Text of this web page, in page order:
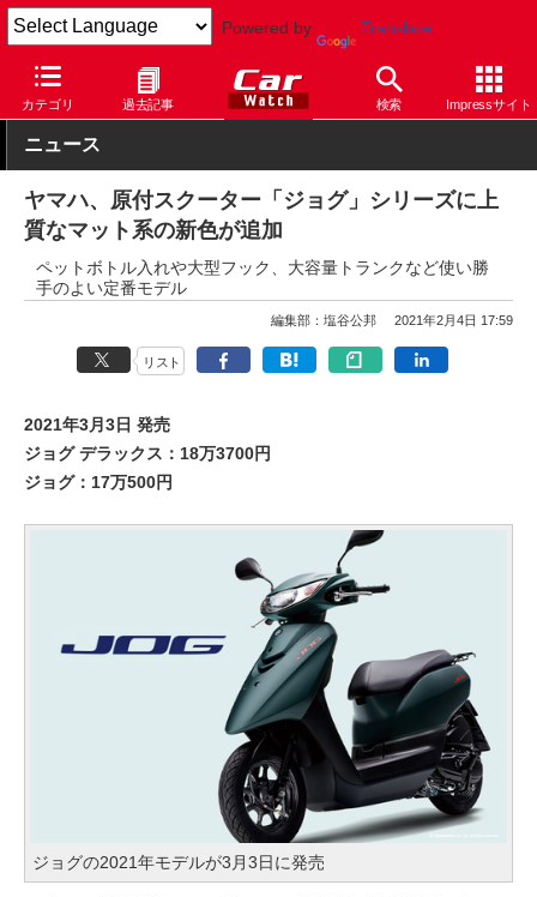
Powered by Translate
カテゴリ 過去記事 検索 Impressサイト
Car Watch モーターサイクル ヤマハ
ニュース
ヤマハ、原付スクーター「ジョグ」シリーズに上
質なマット系の新色が追加
ペットボトル入れや大型フック、大容量トランクなど使い勝
手のよい定番モデル
編集部：塩谷公邦 2021年2月4日 17:59
リスト
2021年3月3日 発売
ジョグ デラックス：18万3700円
ジョグ：17万500円
ジョグの2021年モデルが3月3日に発売